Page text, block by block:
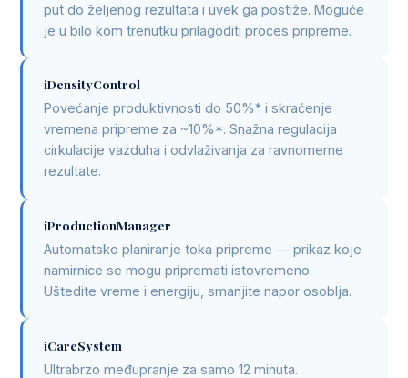
put do željenog rezultata i uvek ga postiže. Moguće
je u bilo kom trenutku prilagoditi proces pripreme.
iDensityControl
Povećanje produktivnosti do 50%* i skraćenje
vremena pripreme za ~10%*. Snažna regulacija
cirkulacije vazduha i odvlaživanja za ravnomerne
rezultate.
iProductionManager
Automatsko planiranje toka pripreme — prikaz koje
namirnice se mogu pripremati istovremeno.
Uštedite vreme i energiju, smanjite napor osoblja.
iCareSystem
Ultrabrzo međupranje za samo 12 minuta.